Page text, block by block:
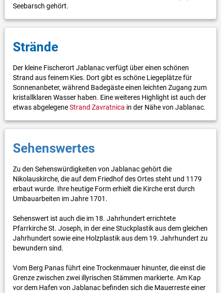
Seebarsch gehört.
Strände
Der kleine Fischerort Jablanac verfügt über einen schönen
Strand aus feinem Kies. Dort gibt es schöne Liegeplätze für
Sonnenanbeter, während Badegäste einen leichten Zugang zum
kristallklaren Wasser haben. Eine weiteres Highlight ist auch der
etwas abgelegeneStrand Zavratnica in der Nähe von Jablanac.
Sehenswertes
Zu den Sehenswürdigkeiten von Jablanac gehört die
Nikolauskirche, die auf dem Friedhof des Ortes steht und 1179
erbaut wurde. Ihre heutige Form erhielt die Kirche erst durch
Umbauarbeiten im Jahre 1701.
Sehenswert ist auch die im 18. Jahrhundert errichtete
Pfarrkirche St. Joseph, in der eine Stuckplastik aus dem gleichen
Jahrhundert sowie eine Holzplastik aus dem 19. Jahrhundert zu
bewundern sind.
Vom Berg Panas führt eine Trockenmauer hinunter, die einst die
Grenze zwischen zwei illyrischen Stämmen markierte. Am Kap
vor dem Hafen von Jablanac befinden sich die Mauerreste einer